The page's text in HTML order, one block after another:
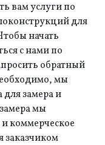
вам услуги по
для
начать
с нами по
обратный
мы
для замера и
мы
и коммерческое
заказчиком